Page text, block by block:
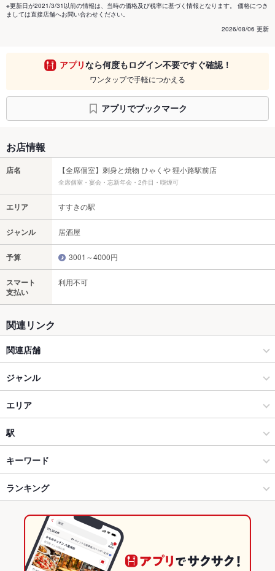
※更新日が2021/3/31以前の情報は、当時の価格及び税率に基づく情報となります。 価格につき
ましては直接店舗へお問い合わせください。
2026/08/06 更新
アプリなら何度もログイン不要ですぐ確認！
ワンタップで手軽につかえる
アプリでブックマーク
お店情報
店名 【全席個室】刺身と焼物 ひゃくや 狸小路駅前店
全席個室・宴会・忘新年会・2件目・喫煙可
エリア すすきの駅
ジャンル 居酒屋
予算 3001～4000円
スマート
支払い
利用不可
関連リンク
関連店舗
刺身と焼き物 ひゃくや
【全席個室】刺身と焼物 ひゃくや 本邸
【全席個室】刺身と焼物 ひゃくや 別邸
【全席個室】刺身と焼物 ひゃくや 札幌駅北口店
【全席個室】刺身と焼物 ひゃくや 大通南１条店
【全席個室】刺身と焼物 ひゃくや 札幌駅JR高架下店
【全席個室】刺身と焼物 ひゃくや 北24条駅前店
ジャンル
居酒屋
海鮮
すすきの × 居酒屋
すすきの × 海鮮
狸小路駅 × 居酒屋
狸小路駅 × 海鮮
エリア
すすきの駅
すすきの駅 × 居酒屋
すすきの駅 × 海鮮
すすきの駅 × 和食
すすきの駅 × 焼き鳥・鶏料理
駅
大通駅
すすきの駅
狸小路駅
キーワード
からあげ カニ料理
レバー つくね ステーキ
ジンギスカン ケーキ フレンチトースト
ランキング
北海道のグルメランキング
北海道の居酒屋ランキング